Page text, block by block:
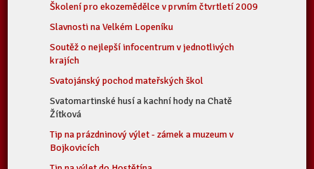
Školení pro ekozemědělce v prvním čtvrtletí 2009
Slavnosti na Velkém Lopeníku
Soutěž o nejlepší infocentrum v jednotlivých
krajích
Svatojánský pochod mateřských škol
Svatomartinské husí a kachní hody na Chatě
Žítková
Tip na prázdninový výlet - zámek a muzeum v
Bojkovicích